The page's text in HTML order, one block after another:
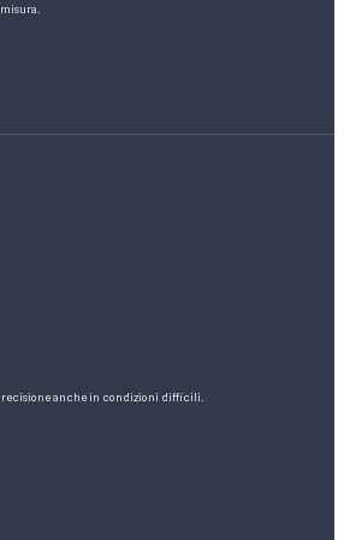
anche in condizioni difficili.